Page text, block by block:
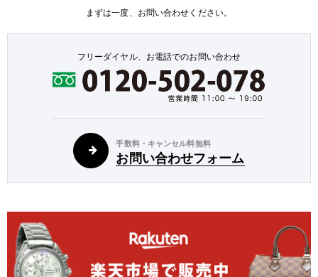
まずは一度、お問い合わせください。
フリーダイヤル、お電話でのお問い合わせ
手数料・キャンセル料無料
お問い合わせフォーム